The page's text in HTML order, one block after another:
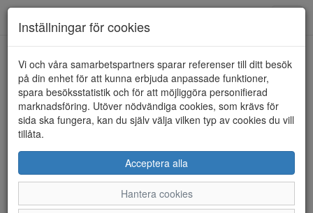
HEM DOLOMITE
Inställningar för cookies
Vi och våra samarbetspartners sparar referenser till ditt besök
på din enhet för att kunna erbjuda anpassade funktioner,
spara besöksstatistik och för att möjliggöra personifierad
marknadsföring. Utöver nödvändiga cookies, som krävs för
sida ska fungera, kan du själv välja vilken typ av cookies du vill
tillåta.
Acceptera alla
Hantera cookies